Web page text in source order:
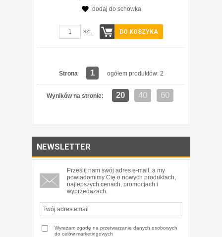
dodaj do schowka
szt. DO KOSZYKA
Strona 1 ogółem produktów: 2
Wyników na stronie: 20 40 60
NEWSLETTER
Prześlij nam swój adres e-mail, a my
powiadomimy Cię o nowych produktach,
najlepszych cenach, promocjach i
wyprzedażach.
Wyrażam zgodę na przetwarzanie danych osobowych
do celów marketingowych